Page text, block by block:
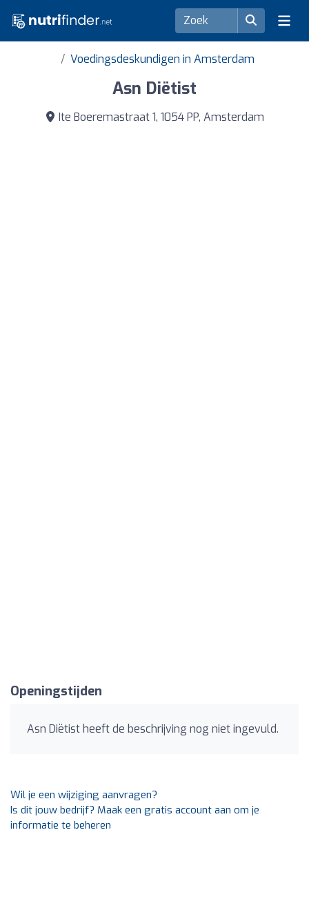
Voedingsdeskundigen in Amsterdam
Asn Diëtist
Ite Boeremastraat 1, 1054 PP, Amsterdam
Openingstijden
Asn Diëtist heeft de beschrijving nog niet ingevuld.
Wil je een wijziging aanvragen?
Is dit jouw bedrijf? Maak een gratis account aan om je
informatie te beheren